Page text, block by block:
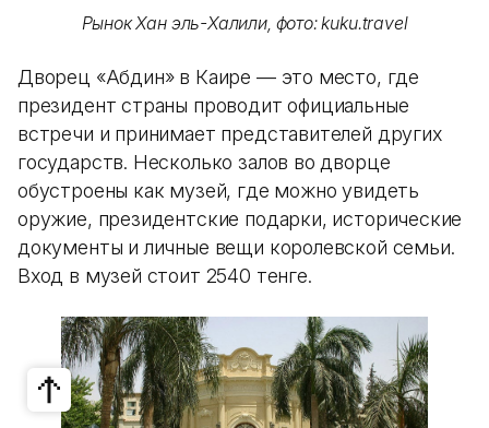
Рынок Хан эль-Халили, фото: kuku.travel
Дворец «Абдин» в Каире — это место, где
президент страны проводит официальные
встречи и принимает представителей других
государств. Несколько залов во дворце
обустроены как музей, где можно увидеть
оружие, президентские подарки, исторические
документы и личные вещи королевской семьи.
Вход в музей стоит 2540 тенге.